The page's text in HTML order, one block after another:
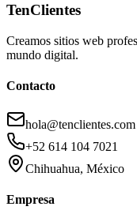
TenClientes
Creamos sitios web
mundo digital.
Contacto
hola@tenclientes.com
+52 614 104 7021
Chihuahua, México
Empresa